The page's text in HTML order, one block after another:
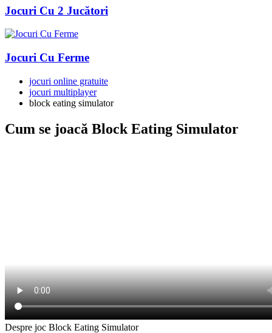
Jocuri Cu 2 Jucători
Jocuri Cu Ferme
jocuri online gratuite
jocuri multiplayer
block eating simulator
Cum se joacă Block Eating Simulator
Despre joc Block Eating Simulator